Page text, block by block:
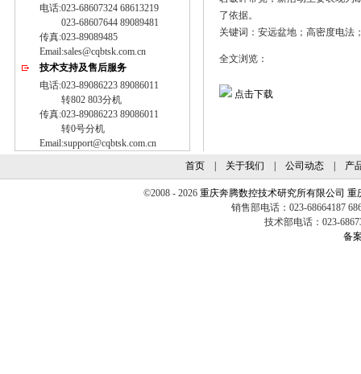
电话:023-68607324 68613219
023-68607644 89089481
传真:023-89089485
Email:sales@cqbtsk.com.cn
技术支持及售后服务
电话:023-89086223 89086011
转802 803分机
传真:023-89086223 89086011
转0号分机
Email:support@cqbtsk.com.cn
了依据。
关键词：安远盆地；高密度电法
全文浏览：
点击下载
首页 关于我们 公司动态 产
©2008 - 2026 重庆奔腾数控技术研究所有限公司 重
销售部电话：023-68664187
技术部电话：023-
备